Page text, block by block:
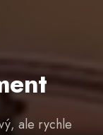
ale rychle